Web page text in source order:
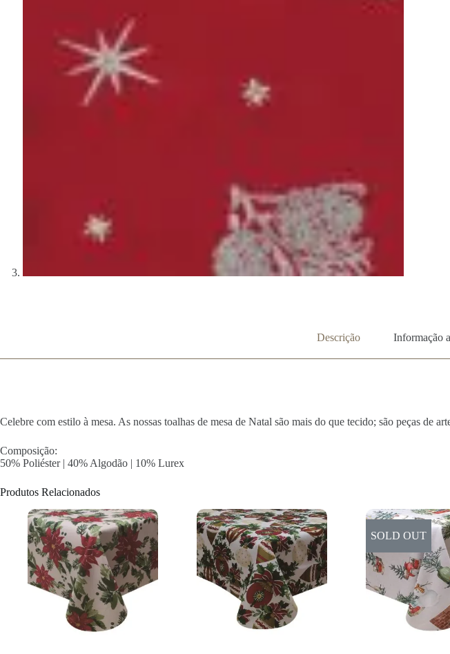
Descrição Informação
Celebre com estilo à mesa. As nossas toalhas de mesa de Natal são mais do que tecido; são peças de
Composição:
50% Poliéster | 40% Algodão | 10% Lurex
Produtos Relacionados
SOLD OUT